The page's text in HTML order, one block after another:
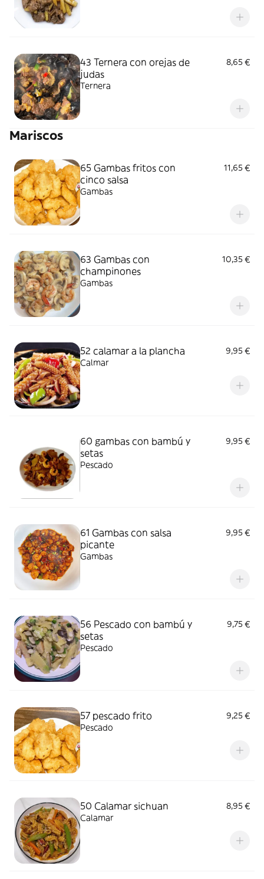
43 Ternera con orejas de
judas
8,65 €
Ternera
Mariscos
65 Gambas fritos con
cinco salsa
11,65 €
Gambas
63 Gambas con
champinones
10,35 €
Gambas
52 calamar a la plancha
9,95 €
Calmar
60 gambas con bambú y
setas
9,95 €
Pescado
61 Gambas con salsa
picante
9,95 €
Gambas
56 Pescado con bambú y
setas
9,75 €
Pescado
57 pescado frito
9,25 €
Pescado
50 Calamar sichuan
8,95 €
Calamar